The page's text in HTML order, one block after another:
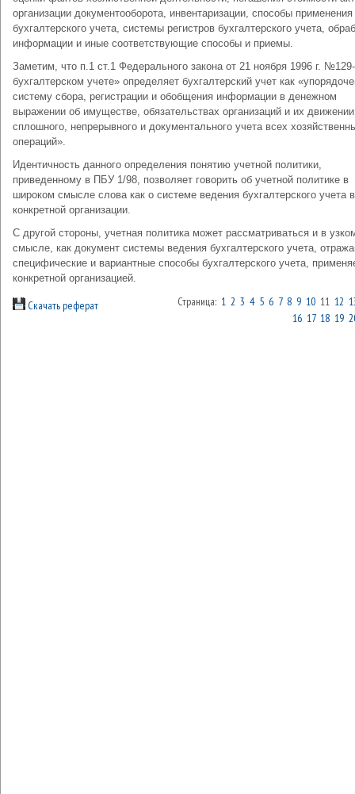
организации документооборота, инвентаризации, способы применения
бухгалтерского учета, системы регистров бухгалтерского учета,
информации и иные соответствующие способы и приемы.
Заметим, что п.1 ст.1 Федерального закона от 21 ноября 1996 г.
бухгалтерском учете» определяет бухгалтерский учет как
систему сбора, регистрации и обобщения информации в денежном
выражении об имуществе, обязательствах организаций и их
сплошного, непрерывного и документального учета всех
операций».
Идентичность данного определения понятию учетной политики,
приведенному в ПБУ 1/98, позволяет говорить об учетной политике в
широком смысле слова как о системе ведения бухгалтерского учета в
конкретной организации.
С другой стороны, учетная политика может рассматриваться и в
смысле, как документ системы ведения бухгалтерского учета,
специфические и вариантные способы бухгалтерского учета,
конкретной организацией.
Скачать реферат Страница: 1 2 3 4 5 6 7 8 9 10 11 12
16 17 18 19